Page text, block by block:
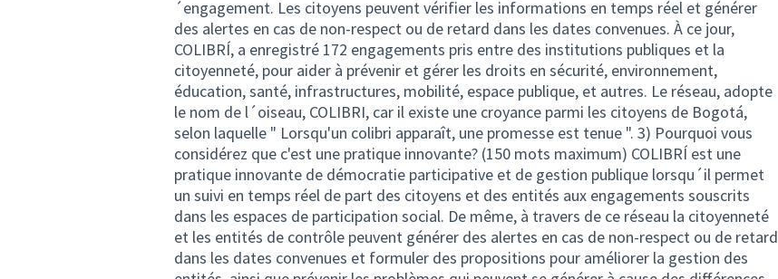
´engagement. Les citoyens peuvent vérifier les informations en temps réel et générer
des alertes en cas de non-respect ou de retard dans les dates convenues. À ce jour,
COLIBRÍ, a enregistré 172 engagements pris entre des institutions publiques et la
citoyenneté, pour aider à prévenir et gérer les droits en sécurité, environnement,
éducation, santé, infrastructures, mobilité, espace publique, et autres. Le réseau, adopte
le nom de l´oiseau, COLIBRI, car il existe une croyance parmi les citoyens de Bogotá,
selon laquelle " Lorsqu'un colibri apparaît, une promesse est tenue ". 3) Pourquoi vous
considérez que c'est une pratique innovante? (150 mots maximum) COLIBRÍ est une
pratique innovante de démocratie participative et de gestion publique lorsqu´il permet
un suivi en temps réel de part des citoyens et des entités aux engagements souscrits
dans les espaces de participation social. De même, à travers de ce réseau la citoyenneté
et les entités de contrôle peuvent générer des alertes en cas de non-respect ou de retard
dans les dates convenues et formuler des propositions pour améliorer la gestion des